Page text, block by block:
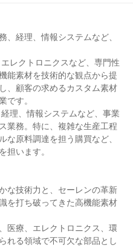
、経理、情報システムなど、
レクトロニクスなど、専門性
能素材を技術的な観点から提
、顧客の求めるカスタム素材
です。
理、情報システムなど、事業
業務。特に、複雑な生産工程
な原料調達を担う購買など、
担います。
な技術力と、セーレンの革新
を打ち破ってきた高機能素材
医療、エレクトロニクス、環
れる領域で不可欠な部品とし